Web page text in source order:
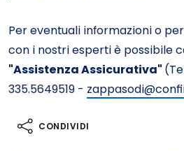
Per eventuali informazioni o
con i nostri esperti è possibile
"Assistenza Assicurativa"
335.5649519 -
CONDIVIDI